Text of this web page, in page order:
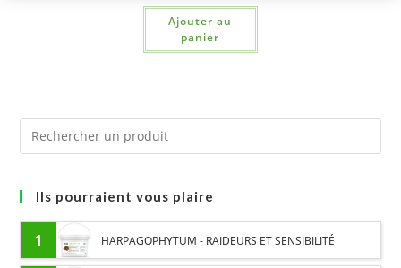
Ajouter au
panier
Ils pourraient vous plaire
1 HARPAGOPHYTUM - RAIDEURS ET SENSIBILITÉ